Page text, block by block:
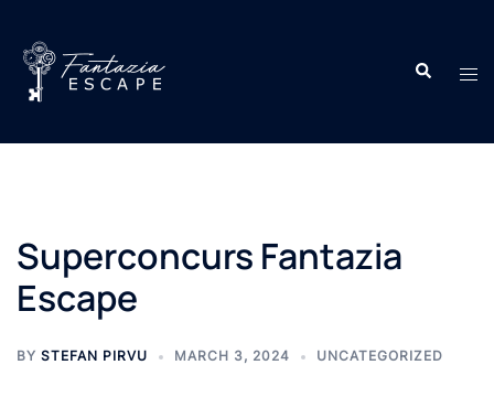
content
Search
Superconcurs Fantazia
Escape
BY STEFAN PIRVU MARCH 3, 2024 UNCATEGORIZED